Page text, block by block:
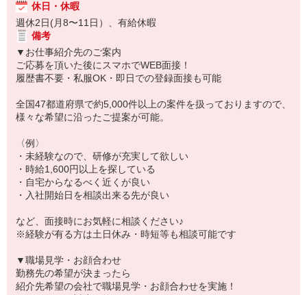
休日・休暇
週休2日(月8〜11日）、有給休暇
備考
▼お仕事紹介先のご案内
ご応募を頂いた後にスマホでWEB面接！
履歴書不要・私服OK・即日での登録面接も可能
全国47都道府県で約5,000件以上の案件を扱っておりますので、
様々な希望に沿ったご提案が可能。
〈例〉
・未経験なので、研修が充実して欲しい
・時給1,600円以上を探している
・自宅からなるべく近くが良い
・入社開始日を相談出来る先が良い
など、面接時にお気軽に相談ください♪
※経験が有る方は土日休み・時短等も相談可能です
▼職場見学・お顔合わせ
勤務先の希望が決まったら
紹介先希望の会社で職場見学・お顔合わせを実施！